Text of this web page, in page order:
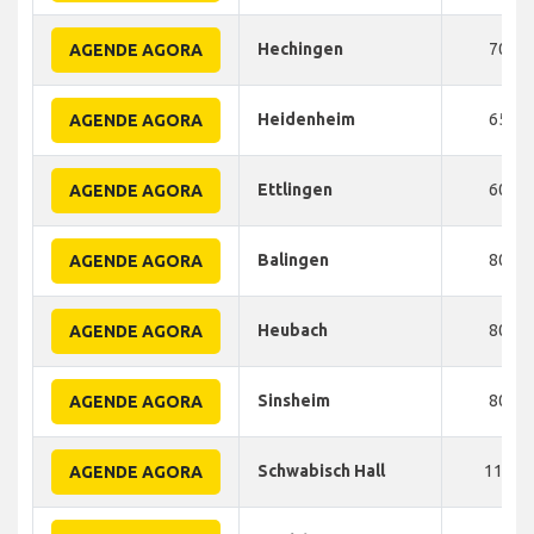
AGENDE AGORA Hechingen 70
AGENDE AGORA Heidenheim 65
AGENDE AGORA Ettlingen 60
AGENDE AGORA Balingen 80
AGENDE AGORA Heubach 80
AGENDE AGORA Sinsheim 80
AGENDE AGORA Schwabisch Hall 110